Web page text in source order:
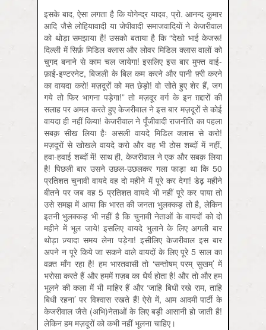
इसके बाद, ऐसा लगता है कि योगेन्द्र यादव, प्रो. आनन्द कुमार
आदि जैसे लोहियावादी या जेपीवादी समाजवादियों ने केजरीवाल
को थोड़ा समझाया है! उसको बताया है कि “देखो भाई केजरू!
दिल्ली में सिर्फ़ मिडिल क्लास और लोवर मिडिल क्लास वालों को
चुगद बनाने से काम चल जायेगा! इसलिए इस बार मुफ्त वाई-
फ़ाई-इण्टरनेट, बिजली के बिल कम करने और पानी फ़्री करने
का वायदा करो! मज़दूरों को मत छेड़ो! वो सोते हुए शेर हैं, जग
गये तो फिर भागना पड़ेगा!” तो मज़दूर वर्ग के इन ग़द्दारों की
सलाह पर अमल करते हुए केजरीवाल ने इस बार मज़दूरों से कोई
वायदा ही नहीं किया! केजरीवाल ने पूँजीवादी राजनीति का पहला
सबक़ सीख लिया हैः असली वायदे मिडिल क्लास से करो!
मज़दूरों से खोखले वायदे करो और वह भी ठोस शब्दों में नहीं,
हवा-हवाई शब्दों में! साथ ही, केजरीवाल ने एक और सबक़ लिया
है! पिछली बार उसने उछल-उछलकर गला फाड़ा था कि 50
प्रतिशत चुनावी वायदे वह दो महीने में पूरे कर देगा! डेढ़ महीने
बीतने पर जब वह 5 प्रतिशत वायदे भी नहीं पूरे कर पाया तो
उसे समझ में आया कि भारत की जनता भुलक्कड़ तो है, लेकिन
इतनी भुलक्कड़ भी नहीं है कि चुनावी नेताओं के वायदों को दो
महीने में भूल जाये! इसलिए वायदे भुलाने के लिए अगली बार
थोड़ा ज़्यादा समय लेना पड़ेगा! इसीलिए केजरीवाल इस बार
अपने न पूरे किये जा सकने वाले वायदों के लिए पूरे 5 साल का
वक़्त माँग रहा है! हम भारतवासी तो ‘सन्तोषम् परम् सुखम्’ में
भरोसा करते हैं और हममें ग़ज़ब का धैर्य होता है! और तो और हम
भूलने की कला में भी माहिर हैं और ‘जाहि बिधी रखे राम, ताहि
बिधी रहना’ पर विश्वास रखते हैं! ऐसे में, आम आदमी पार्टी के
केजरीवाल जैसे (अभि)नेताओं के लिए बड़ी आसानी हो जाती है!
लेकिन हम मज़दूरों को कभी नहीं भूलना चाहिए।